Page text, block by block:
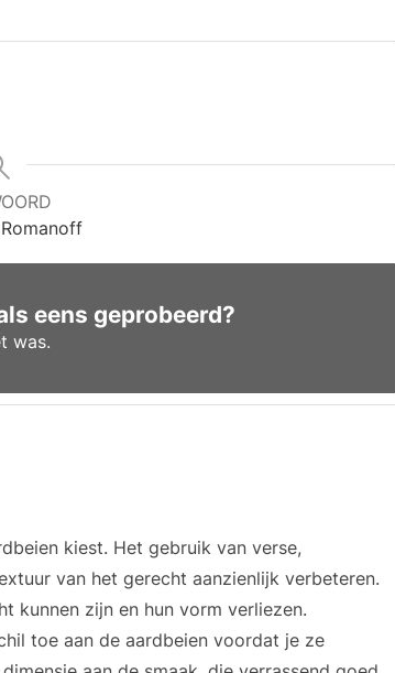
eens geprobeerd?
was.
kiest. Het gebruik van verse,
van het gerecht aanzienlijk verbeteren.
kunnen zijn en hun vorm verliezen.
toe aan de aardbeien voordat je ze